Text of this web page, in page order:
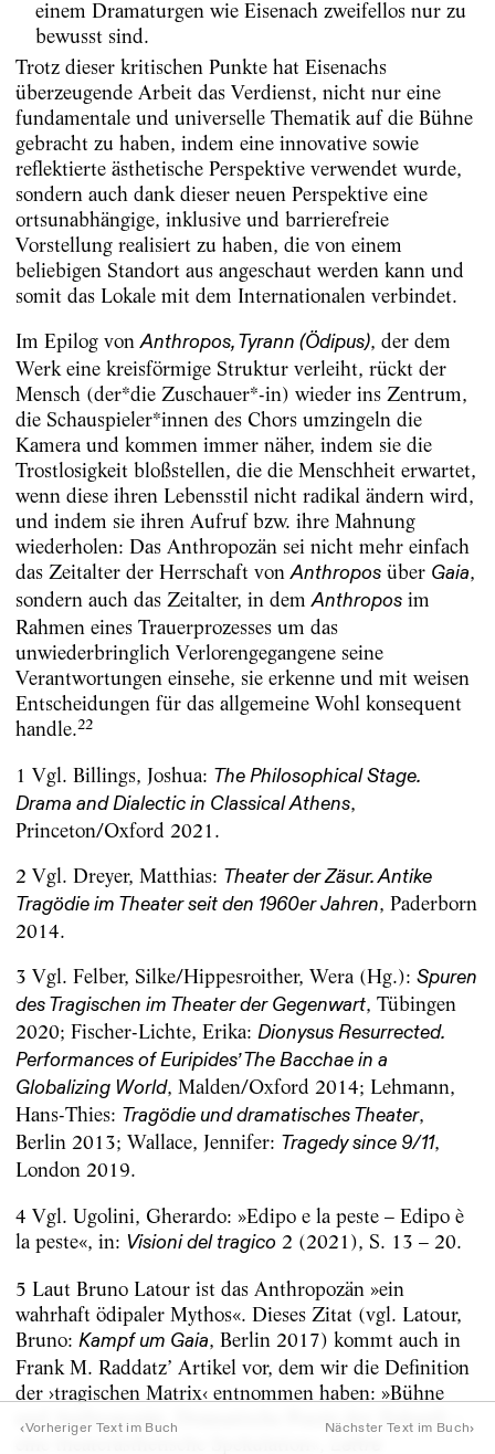
einem Dramaturgen wie Eisenach zweifellos nur zu
bewusst sind.
Trotz dieser kritischen Punkte hat Eisenachs
überzeugende Arbeit das Verdienst, nicht nur eine
fundamentale und universelle Thematik auf die Bühne
gebracht zu haben, indem eine innovative sowie
reflektierte ästhetische Perspektive verwendet wurde,
sondern auch dank dieser neuen Perspektive eine
ortsunabhängige, inklusive und barrierefreie
Vorstellung realisiert zu haben, die von einem
beliebigen Standort aus angeschaut werden kann und
somit das Lokale mit dem Internationalen verbindet.
Im Epilog vonAnthropos, Tyrann (Ödipus), der dem
Werk eine kreisförmige Struktur verleiht, rückt der
Mensch (der*die Zuschauer*-in) wieder ins Zentrum,
die Schauspieler*innen des Chors umzingeln die
Kamera und kommen immer näher, indem sie die
Trostlosigkeit bloßstellen, die die Menschheit erwartet,
wenn diese ihren Lebensstil nicht radikal ändern wird,
und indem sie ihren Aufruf bzw. ihre Mahnung
wiederholen: Das Anthropozän sei nicht mehr einfach
das Zeitalter der Herrschaft vonAnthroposüber Gaia,
sondern auch das Zeitalter, in demAnthroposim
Rahmen eines Trauerprozesses um das
unwiederbringlich Verlorengegangene seine
Verantwortungen einsehe, sie erkenne und mit weisen
Entscheidungen für das allgemeine Wohl konsequent
handle.22
1 Vgl. Billings, Joshua: The Philosophical Stage.
Drama and Dialectic in Classical Athens,
Princeton/Oxford 2021.
2 Vgl. Dreyer, Matthias: Theater der Zäsur. Antike
Tragödie im Theater seit den 1960er Jahren, Paderborn
2014.
3 Vgl. Felber, Silke/Hippesroither, Wera (Hg.): Spuren
des Tragischen im Theater der Gegenwart, Tübingen
2020; Fischer-Lichte, Erika: Dionysus Resurrected.
Performances of Euripides’ The Bacchae in a
Globalizing World, Malden/Oxford 2014; Lehmann,
Hans-Thies: Tragödie und dramatisches Theater,
Berlin 2013; Wallace, Jennifer: Tragedy since 9/11,
London 2019.
4 Vgl. Ugolini, Gherardo: »Edipo e la peste – Edipo è
la peste«, in: Visioni del tragico 2 (2021), S. 13 – 20.
5 Laut Bruno Latour ist das Anthropozän »ein
wahrhaft ödipaler Mythos«. Dieses Zitat (vgl. Latour,
Bruno: Kampf um Gaia, Berlin 2017) kommt auch in
Frank M. Raddatz’ Artikel vor, dem wir die Definition
der ›tragischen Matrix‹ entnommen haben: »Bühne
und Anthropozän. Dramatische Poesie der Zukunft –
‹Vorheriger Text im Buch Nächster Text im Buch›